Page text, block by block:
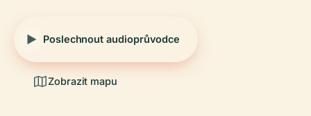
Poslechnout audioprůvodce
Zobrazit mapu